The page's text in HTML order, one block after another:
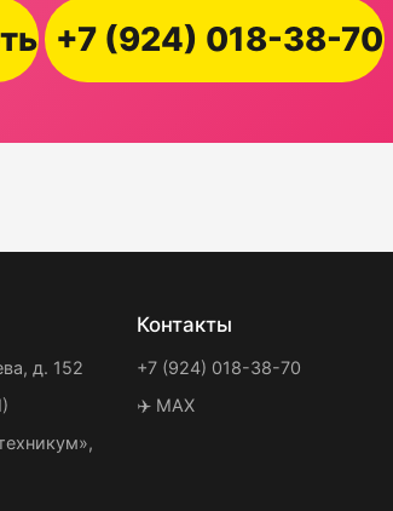
+7 (924) 018-38-70
д. 152
Контакты
+7 (924) 018-38-70
✈️ MAX